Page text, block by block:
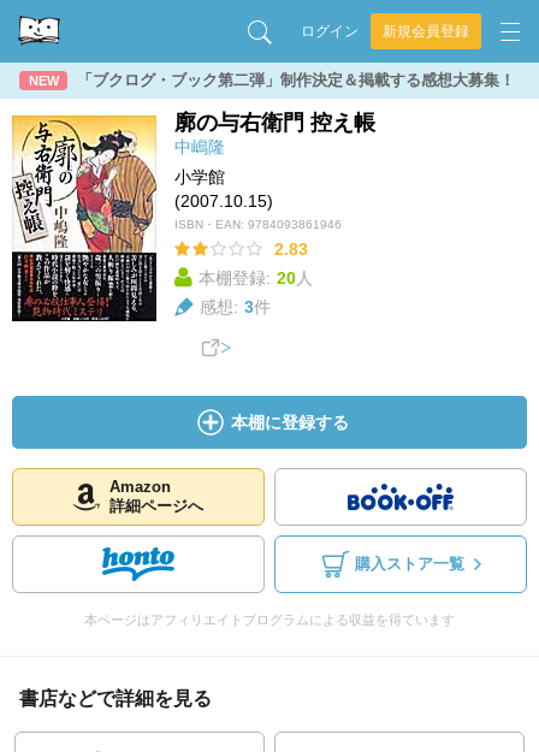
ログイン 新規会員登録
NEW 「ブクログ・ブック第二弾」制作決定＆掲載する感想大募集！
廓の与右衛門 控え帳
中嶋隆
小学館
(2007.10.15)
ISBN・EAN: 9784093861946
2.83
本棚登録: 20人
感想: 3件
本棚に登録する
Amazon
詳細ページへ
購入ストア一覧
本ページはアフィリエイトプログラムによる収益を得ています
書店などで詳細を見る